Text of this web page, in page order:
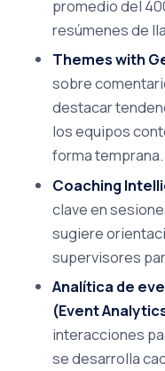
promedio del
resúmenes de
Themes with
sobre
destacar
los equipos
forma temprana.
Coaching
clave en
sugiere
supervisores
Analítica de
(Event
interacciones
se desarrolla